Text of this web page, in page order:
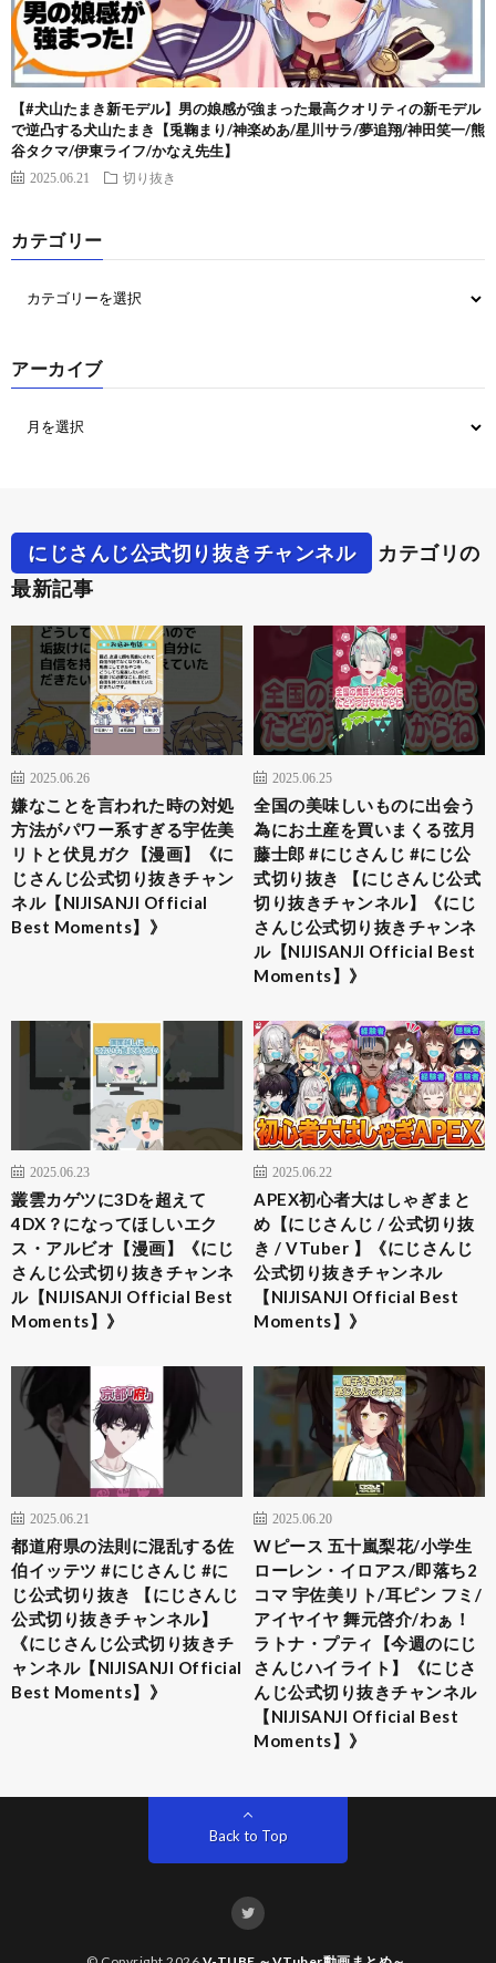
【#犬山たまき新モデル】男の娘感が強まった最高クオリティの新モデル
で逆凸する犬山たまき【兎鞠まり/神楽めあ/星川サラ/夢追翔/神田笑一/熊
谷タクマ/伊東ライフ/かなえ先生】
2025.06.21 切り抜き
カテゴリー
アーカイブ
にじさんじ公式切り抜きチャンネル
カテゴリの
最新記事
2025.06.26
嫌なことを言われた時の対処
方法がパワー系すぎる宇佐美
リトと伏見ガク【漫画】《に
じさんじ公式切り抜きチャン
ネル【NIJISANJI Official
Best Moments】》
2025.06.25
全国の美味しいものに出会う
為にお土産を買いまくる弦月
藤士郎 #にじさんじ #にじ公
式切り抜き 【にじさんじ公式
切り抜きチャンネル】《にじ
さんじ公式切り抜きチャンネ
ル【NIJISANJI Official Best
Moments】》
2025.06.23
叢雲カゲツに3Dを超えて
4DX？になってほしいエク
ス・アルビオ【漫画】《にじ
さんじ公式切り抜きチャンネ
ル【NIJISANJI Official Best
Moments】》
2025.06.22
APEX初心者大はしゃぎまと
め【にじさんじ / 公式切り抜
き / VTuber 】《にじさんじ
公式切り抜きチャンネル
【NIJISANJI Official Best
Moments】》
2025.06.21
都道府県の法則に混乱する佐
伯イッテツ #にじさんじ #に
じ公式切り抜き 【にじさんじ
公式切り抜きチャンネル】
《にじさんじ公式切り抜きチ
ャンネル【NIJISANJI Official
Best Moments】》
2025.06.20
Wピース 五十嵐梨花/小学生
ローレン・イロアス/即落ち2
コマ 宇佐美リト/耳ピン フミ/
アイヤイヤ 舞元啓介/わぁ！
ラトナ・プティ【今週のにじ
さんじハイライト】《にじさ
んじ公式切り抜きチャンネル
【NIJISANJI Official Best
Moments】》
Back to Top